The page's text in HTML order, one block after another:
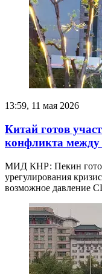
13:59, 11 мая 2026
Китай готов
конфликта
МИД КНР: Пекин готов
урегулирования
возможное давление